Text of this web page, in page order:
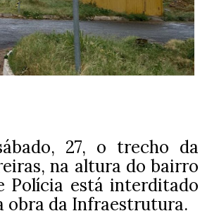
27, o trecho da
na altura do bairro
Polícia está interditado
obra da Infraestrutura.